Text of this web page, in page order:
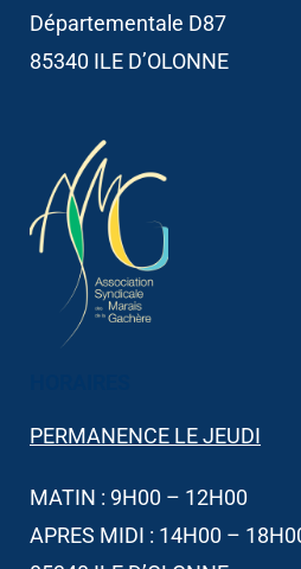
Départementale D87
85340 ILE D’OLONNE
PERMANENCE LE JEUDI
MATIN : 9H00 – 12H00
APRES MIDI : 14H00 –